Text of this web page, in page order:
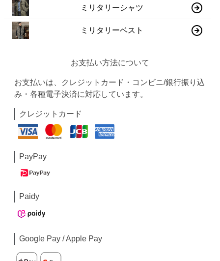
ミリタリーシャツ
ミリタリーベスト
お支払い方法について
お支払いは、クレジットカード・コンビニ/銀行振り込
み・各種電子決済に対応しています。
クレジットカード
PayPay
Paidy
Google Pay / Apple Pay